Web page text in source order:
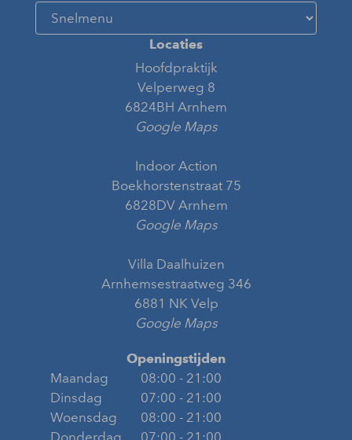
Locaties
Hoofdpraktijk
Velperweg 8
6824BH Arnhem
Google Maps
Indoor Action
Boekhorstenstraat 75
6828DV Arnhem
Google Maps
Villa Daalhuizen
Arnhemsestraatweg 346
6881 NK Velp
Google Maps
Openingstijden
Maandag
Dinsdag
Woensdag
Donderdag
08:00 - 21:00
07:00 - 21:00
08:00 - 21:00
07:00 - 21:00